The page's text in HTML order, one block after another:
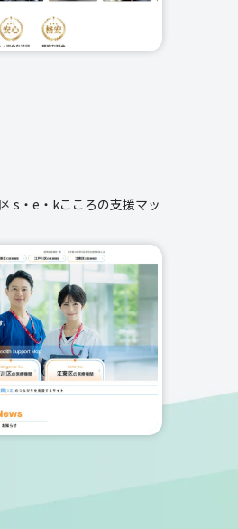
s・e・kこころの支援マッ